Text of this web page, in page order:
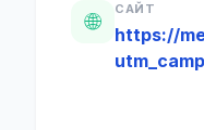
🌐 САЙТ
https://